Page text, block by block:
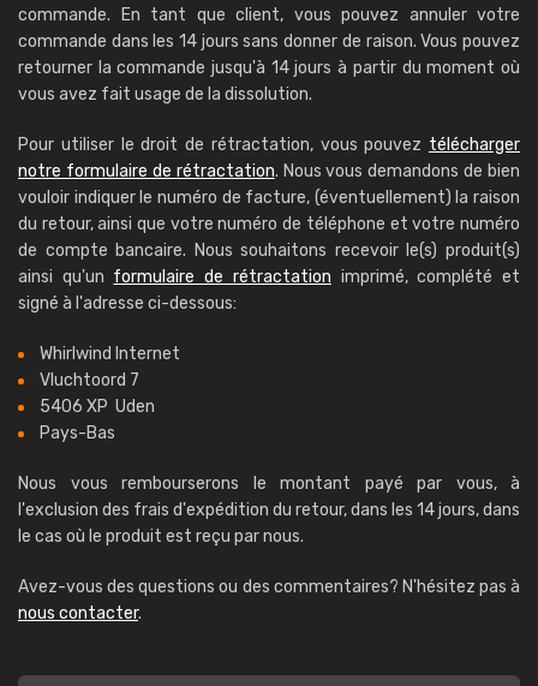
commande. En tant que client, vous pouvez annuler votre
commande dans les 14 jours sans donner de raison. Vous pouvez
retourner la commande jusqu'à 14 jours à partir du moment où
vous avez fait usage de la dissolution.
Pour utiliser le droit de rétractation, vous pouvez télécharger
notre formulaire de rétractation. Nous vous demandons de bien
vouloir indiquer le numéro de facture, (éventuellement) la raison
du retour, ainsi que votre numéro de téléphone et votre numéro
de compte bancaire. Nous souhaitons recevoir le(s) produit(s)
ainsi qu'un formulaire de rétractation imprimé, complété et
signé à l'adresse ci-dessous:
Whirlwind Internet
Vluchtoord 7
5406 XP Uden
Pays-Bas
Nous vous rembourserons le montant payé par vous, à
l'exclusion des frais d'expédition du retour, dans les 14 jours, dans
le cas où le produit est reçu par nous.
Avez-vous des questions ou des commentaires? N'hésitez pas à
nous contacter.